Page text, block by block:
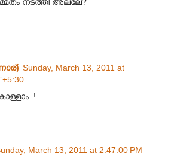
Sunday, March 13, 2011 at
March 13, 2011 at 2:47:00 PM